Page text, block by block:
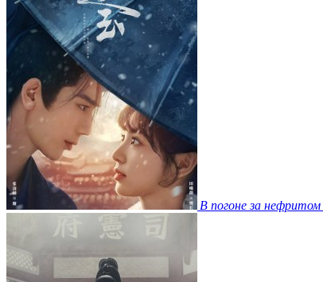
В погоне за нефритом